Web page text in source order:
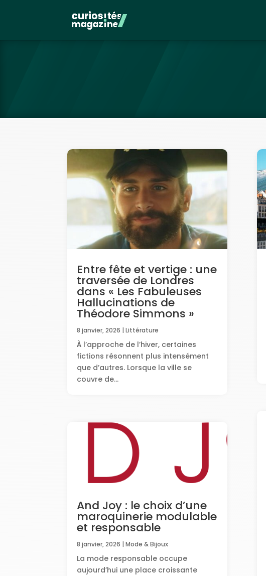
Entre fête et vertige : une
traversée de Londres
dans « Les Fabuleuses
Hallucinations de
Théodore Simmons »
8 janvier, 2026 |Littérature
À l’approche de l’hiver, certaines
fictions résonnent plus intensément
que d’autres. Lorsque la ville se
couvre de...
And Joy : le choix d’une
maroquinerie modulable
et responsable
8 janvier, 2026 |Mode & Bijoux
La mode responsable occupe
aujourd’hui une place croissante